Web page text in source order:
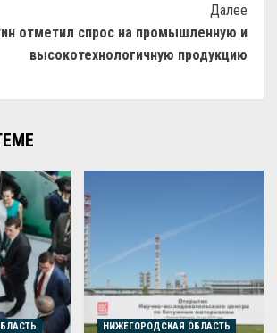
Далее
отметил спрос на промышленную и
высокотехнологичную продукцию
НИЖЕГОРОДСКАЯ ОБЛАСТЬ